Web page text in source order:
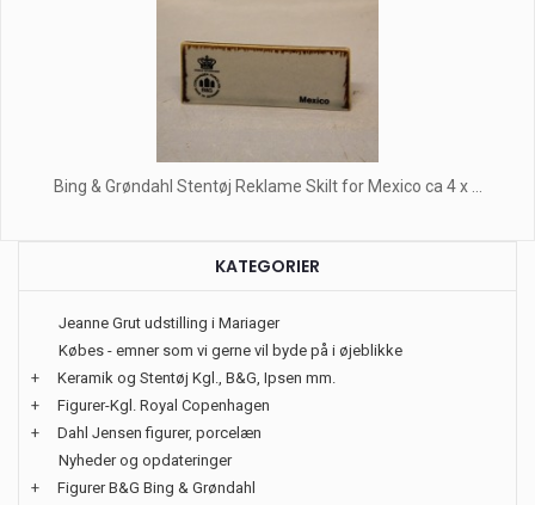
Bing & Grøndahl Stentøj Reklame Skilt for Mexico ca 4 x ...
KATEGORIER
Jeanne Grut udstilling i Mariager
Købes - emner som vi gerne vil byde på i øjeblikke
+
Keramik og Stentøj Kgl., B&G, Ipsen mm.
+
Figurer-Kgl. Royal Copenhagen
+
Dahl Jensen figurer, porcelæn
Nyheder og opdateringer
+
Figurer B&G Bing & Grøndahl